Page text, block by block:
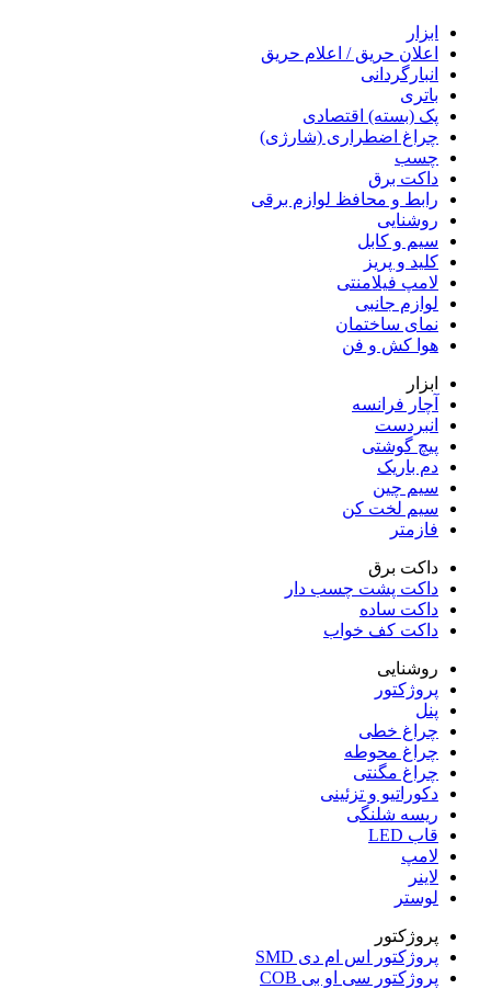
ابزار
اعلان حریق / اعلام حریق
انبارگردانی
باتری
پک (بسته) اقتصادی
چراغ اضطراری (شارژی)
چسب
داکت برق
رابط و محافظ لوازم برقی
روشنایی
سیم و کابل
کلید و پریز
لامپ فیلامنتی
لوازم جانبی
نمای ساختمان
هوا کش و فن
ابزار
آچار فرانسه
انبردست
پیچ گوشتی
دم باریک
سیم چین
سیم لخت کن
فازمتر
داکت برق
داکت پشت چسب دار
داکت ساده
داکت کف خواب
روشنایی
پروژکتور
پنل
چراغ خطی
چراغ محوطه
چراغ مگنتی
دکوراتیو و تزئینی
ریسه شلنگی
قاب LED
لامپ
لاینر
لوستر
پروژکتور
پروژکتور اس ام دی SMD
پروژکتور سی او بی COB